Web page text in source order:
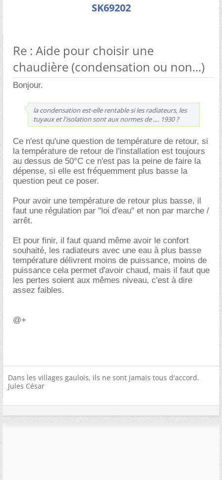
SK69202
Re : Aide pour choisir une
chaudière (condensation ou non...)
Bonjour.
la condensation est-elle rentable si les radiateurs, les
tuyaux et l'isolation sont aux normes de .... 1930 ?
Ce n'est qu'une question de température de retour, si
la température de retour de l'installation est toujours
au dessus de 50°C ce n'est pas la peine de faire la
dépense, si elle est fréquemment plus basse la
question peut ce poser.
Pour avoir une température de retour plus basse, il
faut une régulation par "loi d'eau" et non par marche /
arrêt.
Et pour finir, il faut quand même avoir le confort
souhaité, les radiateurs avec une eau à plus basse
température délivrent moins de puissance, moins de
puissance cela permet d'avoir chaud, mais il faut que
les pertes soient aux mêmes niveau, c'est à dire
assez faibles.
@+
Dans les villages gaulois, ils ne sont jamais tous d'accord.
Jules César